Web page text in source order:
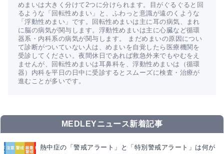
めまいは大きく分けて2つに分けられます。目がぐるぐると回
るような「回転性めまい」と、ふわっと意識が遠のくような
「浮動性めまい」です。回転性めまいは主に耳の病気、まれ
に脳の病気が関与します。浮動性めまいは主に心臓など循環
器系・内科系の病気が関与します。 まだめまいの原因につい
て診断がついていない人は、めまいを自覚したら医療機関を
受診してください。夜間休日であれば救急外来でもやむをえ
ませんが、回転性めまいは耳鼻科を、浮動性めまいは（循環
器）内科を平日の日中に受診するとスムーズに検査・治療が
進むことが多いです。
MEDLEYニュース新着記事
熱中症の「警戒アラート」と「特別警戒アラート」は何が